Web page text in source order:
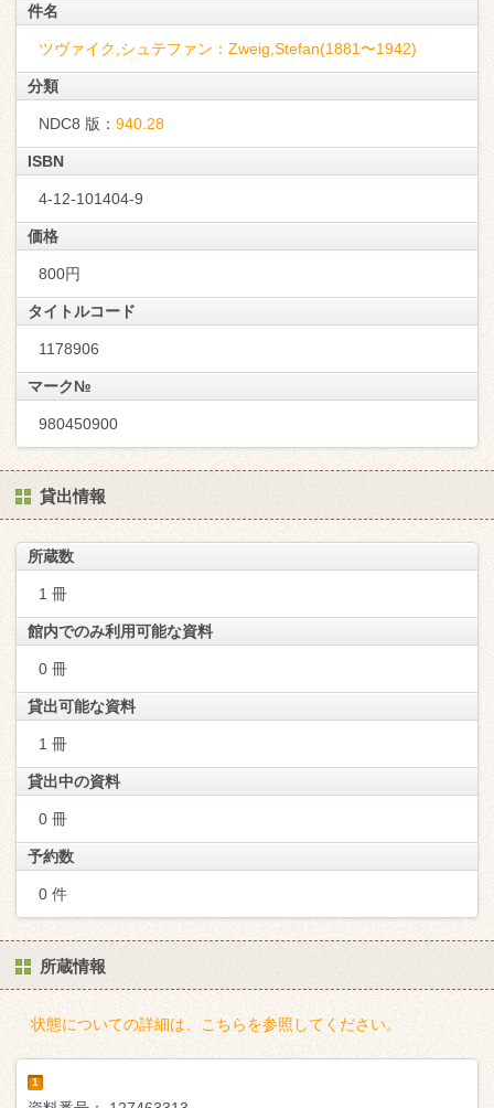
件名
ツヴァイク,シュテファン：Zweig,Stefan(1881〜1942)
分類
NDC8 版： 940.28
ISBN
4-12-101404-9
価格
800円
タイトルコード
1178906
マーク№
980450900
貸出情報
所蔵数
1 冊
館内でのみ利用可能な資料
0 冊
貸出可能な資料
1 冊
貸出中の資料
0 冊
予約数
0 件
所蔵情報
状態についての詳細は、こちらを参照してください。
1